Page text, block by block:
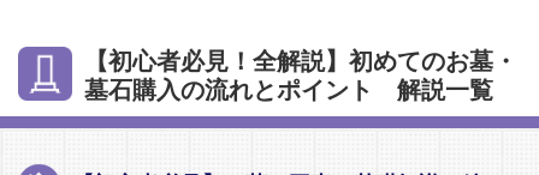
【初心者必見！全解説】初めてのお墓・
墓石購入の流れとポイント 解説一覧